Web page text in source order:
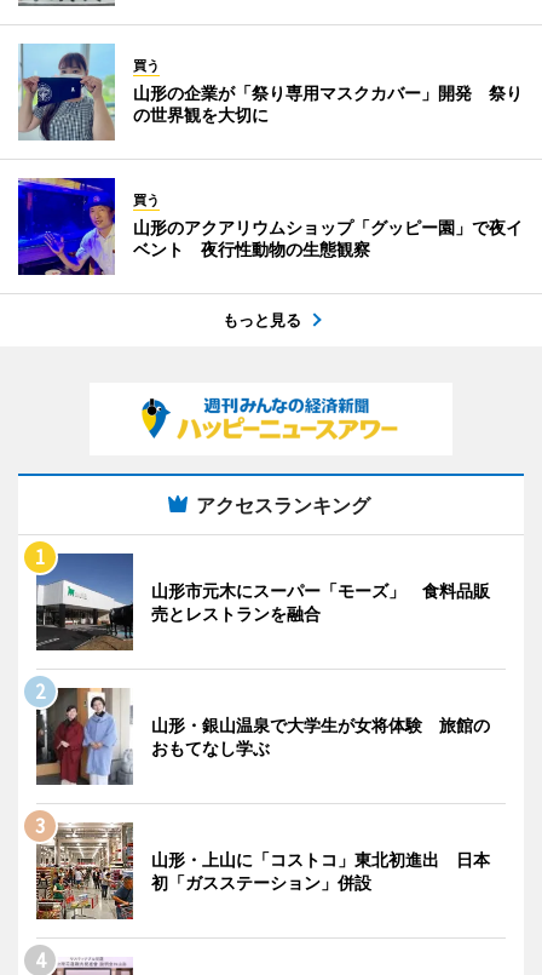
買う
山形の企業が「祭り専用マスクカバー」開発 祭り
の世界観を大切に
買う
山形のアクアリウムショップ「グッピー園」で夜イ
ベント 夜行性動物の生態観察
もっと見る
アクセスランキング
山形市元木にスーパー「モーズ」 食料品販
売とレストランを融合
山形・銀山温泉で大学生が女将体験 旅館の
おもてなし学ぶ
山形・上山に「コストコ」東北初進出 日本
初「ガスステーション」併設